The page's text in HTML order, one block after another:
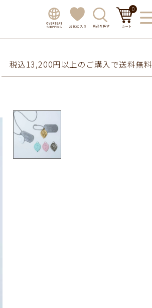
0
税込13,200円以上のご購入で送料無料